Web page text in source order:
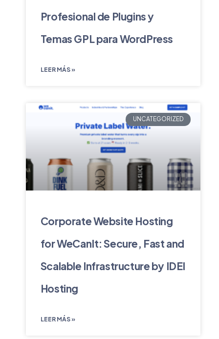
Profesional de Plugins y
Temas GPL para WordPress
LEER MÁS »
UNCATEGORIZED
Corporate Website Hosting
for WeCanIt: Secure, Fast and
Scalable Infrastructure by IDEI
Hosting
LEER MÁS »